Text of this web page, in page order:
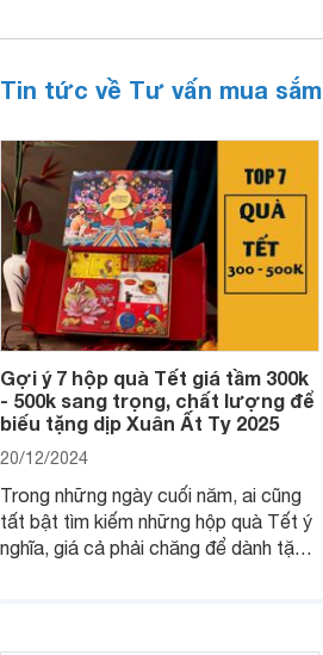
Tin tức về Tư vấn mua sắm
Gợi ý 7 hộp quà Tết giá tầm 300k
- 500k sang trọng, chất lượng để
biếu tặng dịp Xuân Ất Tỵ 2025
20/12/2024
Trong những ngày cuối năm, ai cũng
tất bật tìm kiếm những hộp quà Tết ý
nghĩa, giá cả phải chăng để dành tặng